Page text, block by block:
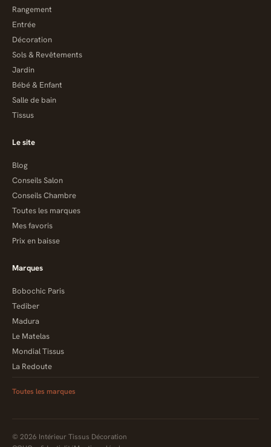
Rangement
Entrée
Décoration
Sols & Revêtements
Jardin
Bébé & Enfant
Salle de bain
Tissus
Le site
Blog
Conseils Salon
Conseils Chambre
Toutes les marques
Mes favoris
Prix en baisse
Marques
Bobochic Paris
Tediber
Madura
Le Matelas
Mondial Tissus
La Redoute
Toutes les marques
© 2026 Intérieur Tissus Décoration